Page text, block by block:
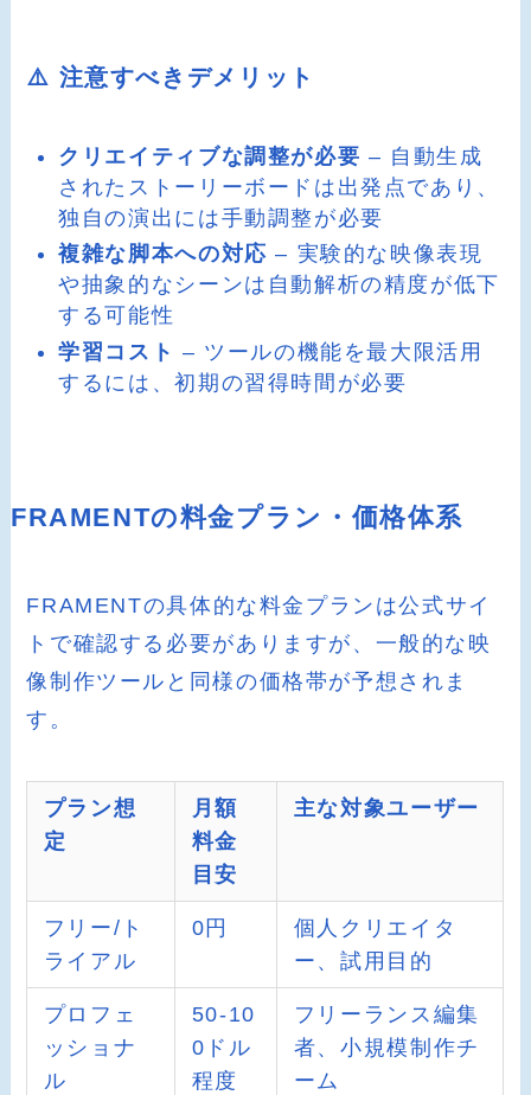
⚠️ 注意すべきデメリット
クリエイティブな調整が必要 – 自動生成
されたストーリーボードは出発点であり、
独自の演出には手動調整が必要
複雑な脚本への対応 – 実験的な映像表現
や抽象的なシーンは自動解析の精度が低下
する可能性
学習コスト – ツールの機能を最大限活用
するには、初期の習得時間が必要
FRAMENTの料金プラン・価格体系
FRAMENTの具体的な料金プランは公式サイ
トで確認する必要がありますが、一般的な映
像制作ツールと同様の価格帯が予想されま
す。
プラン想
定
月額
料金
目安
主な対象ユーザー
フリー/ト
ライアル
0円
個人クリエイタ
ー、試用目的
プロフェ
ッショナ
ル
50-10
0ドル
程度
フリーランス編集
者、小規模制作チ
ーム